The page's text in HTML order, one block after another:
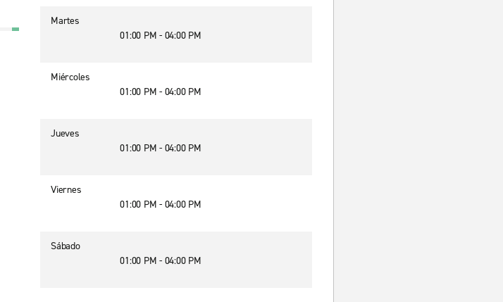
Martes
01:00 PM - 04:00 PM
Miércoles
01:00 PM - 04:00 PM
Jueves
01:00 PM - 04:00 PM
Viernes
01:00 PM - 04:00 PM
Sábado
01:00 PM - 04:00 PM